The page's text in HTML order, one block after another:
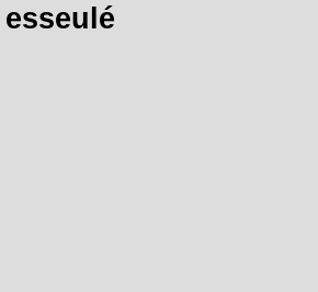
esseulé